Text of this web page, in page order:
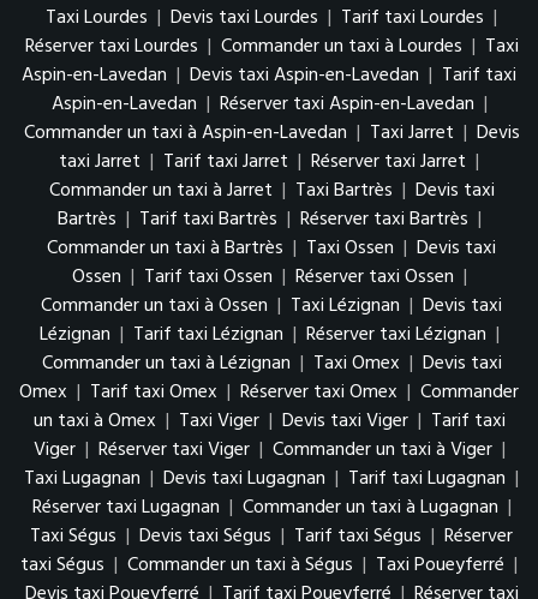
Taxi Lourdes | Devis taxi Lourdes | Tarif taxi Lourdes |
Réserver taxi Lourdes | Commander un taxi à Lourdes | Taxi
Aspin-en-Lavedan | Devis taxi Aspin-en-Lavedan | Tarif taxi
Aspin-en-Lavedan | Réserver taxi Aspin-en-Lavedan |
Commander un taxi à Aspin-en-Lavedan | Taxi Jarret | Devis
taxi Jarret | Tarif taxi Jarret | Réserver taxi Jarret |
Commander un taxi à Jarret | Taxi Bartrès | Devis taxi
Bartrès | Tarif taxi Bartrès | Réserver taxi Bartrès |
Commander un taxi à Bartrès | Taxi Ossen | Devis taxi
Ossen | Tarif taxi Ossen | Réserver taxi Ossen |
Commander un taxi à Ossen | Taxi Lézignan | Devis taxi
Lézignan | Tarif taxi Lézignan | Réserver taxi Lézignan |
Commander un taxi à Lézignan | Taxi Omex | Devis taxi
Omex | Tarif taxi Omex | Réserver taxi Omex | Commander
un taxi à Omex | Taxi Viger | Devis taxi Viger | Tarif taxi
Viger | Réserver taxi Viger | Commander un taxi à Viger |
Taxi Lugagnan | Devis taxi Lugagnan | Tarif taxi Lugagnan |
Réserver taxi Lugagnan | Commander un taxi à Lugagnan |
Taxi Ségus | Devis taxi Ségus | Tarif taxi Ségus | Réserver
taxi Ségus | Commander un taxi à Ségus | Taxi Poueyferré |